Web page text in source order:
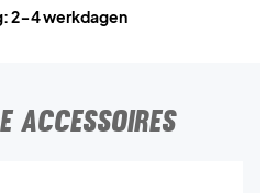
2-4 werkdagen
ACCESSOIRES